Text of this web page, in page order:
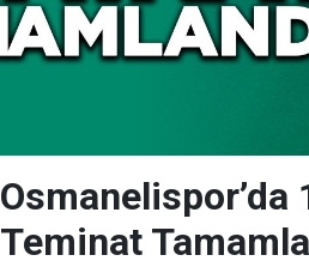
Osmanelispor’da
Teminat